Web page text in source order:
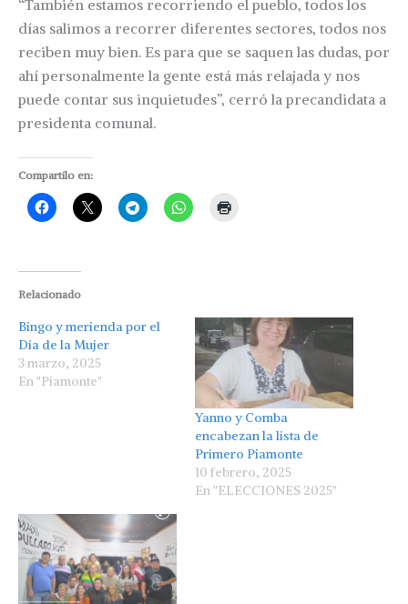
“También estamos recorriendo el pueblo, todos los
días salimos a recorrer diferentes sectores, todos nos
reciben muy bien. Es para que se saquen las dudas, por
ahí personalmente la gente está más relajada y nos
puede contar sus inquietudes”, cerró la precandidata a
presidenta comunal.
Compartilo en:
Relacionado
Bingo y merienda por el
Día de la Mujer
3 marzo, 2025
En "Piamonte"
Yanno y Comba
encabezan la lista de
Primero Piamonte
10 febrero, 2025
En "ELECCIONES 2025"